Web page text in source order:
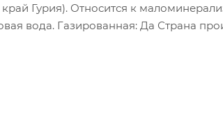
Гурия). Относится к
Да Страна производства: Грузия Объем: 1